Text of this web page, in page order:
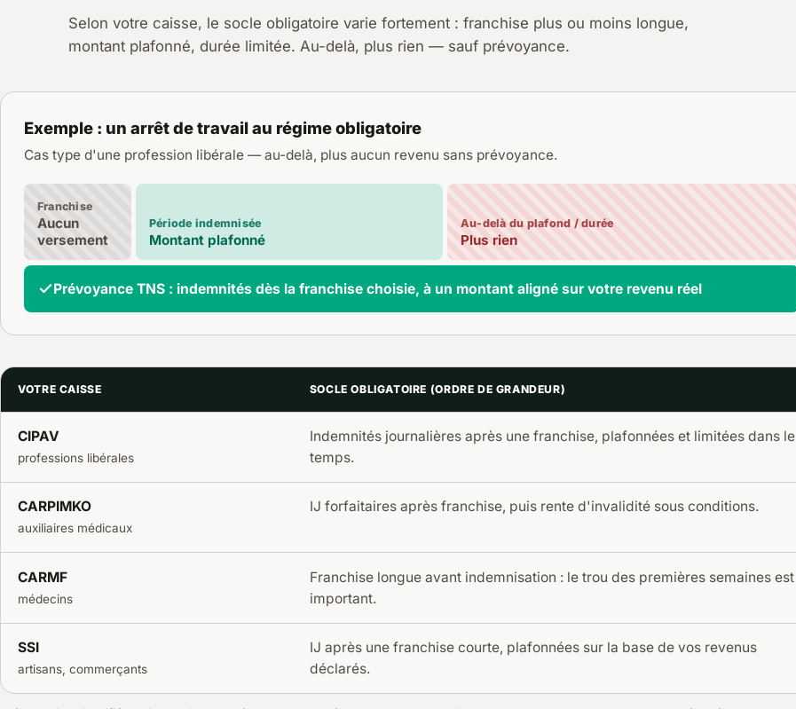
Selon votre caisse, le socle obligatoire varie fortement : franchise plus ou moins longue,
montant plafonné, durée limitée. Au-delà, plus rien — sauf prévoyance.
Exemple : un arrêt de travail au régime obligatoire
Cas type d'une profession libérale — au-delà, plus aucun revenu sans prévoyance.
Franchise
Aucun
versement
Période indemnisée
Montant plafonné
Au-delà du plafond / durée
Plus rien
Prévoyance TNS : indemnités dès la franchise choisie, à un montant aligné sur votre revenu réel
VOTRE CAISSE SOCLE OBLIGATOIRE (ORDRE DE GRANDEUR)
CIPAV
professions libérales
Indemnités journalières après une franchise, plafonnées et limitées dans le
temps.
CARPIMKO
auxiliaires médicaux
IJ forfaitaires après franchise, puis rente d'invalidité sous conditions.
CARMF
médecins
Franchise longue avant indemnisation : le trou des premières semaines est
important.
SSI
artisans, commerçants
IJ après une franchise courte, plafonnées sur la base de vos revenus
déclarés.